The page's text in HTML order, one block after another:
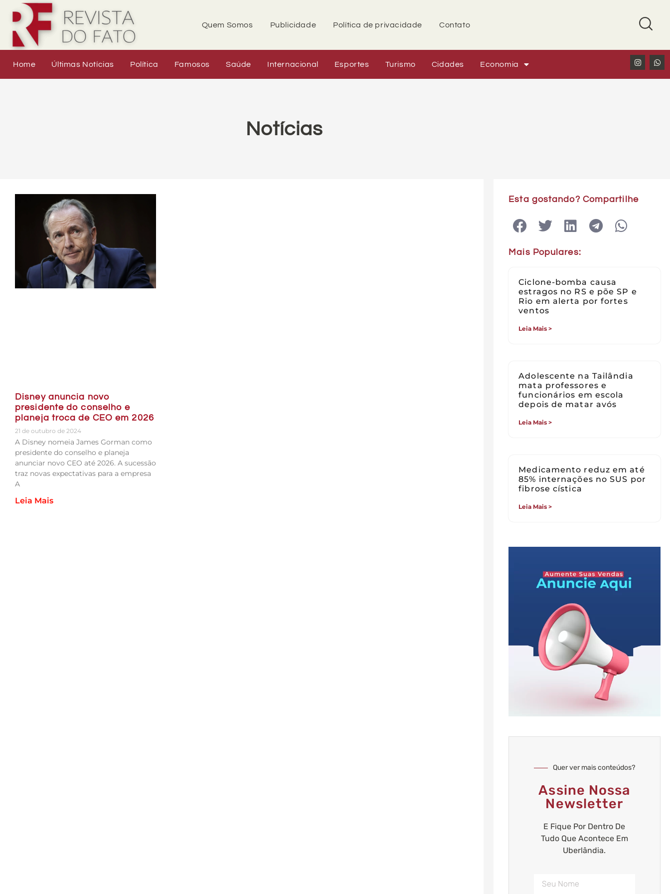
Quem Somos Publicidade Política de privacidade Contato
Home Últimas Notícias Política Famosos Saúde Internacional Esportes Turismo Cidades Economia
Notícias
Disney anuncia novo
presidente do conselho e
planeja troca de CEO em 2026
21 de outubro de 2024
A Disney nomeia James Gorman como
presidente do conselho e planeja
anunciar novo CEO até 2026. A sucessão
traz novas expectativas para a empresa
A
Leia Mais
Esta gostando? Compartilhe
Mais Populares:
Ciclone-bomba causa
estragos no RS e põe SP e
Rio em alerta por fortes
ventos
Leia Mais >
Adolescente na Tailândia
mata professores e
funcionários em escola
depois de matar avós
Leia Mais >
Medicamento reduz em até
85% internações no SUS por
fibrose cística
Leia Mais >
Quer ver mais conteúdos?
Assine Nossa
Newsletter
E Fique Por Dentro De
Tudo Que Acontece Em
Uberlândia.